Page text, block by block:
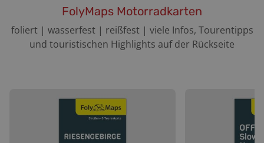
FolyMaps Motorradkarten
foliert | wasserfest | reißfest | viele Infos, Tourentipps
und touristischen Highlights auf der Rückseite